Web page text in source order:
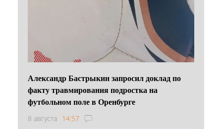
Александр Бастрыкин запросил доклад по
факту травмирования подростка на
футбольном поле в Оренбурге
8 августа 14:57